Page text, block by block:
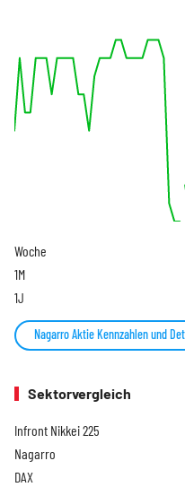
Woche
1M
1J
Nagarro Aktie Kennzahlen und
Sektorvergleich
Infront Nikkei 225
Nagarro
DAX